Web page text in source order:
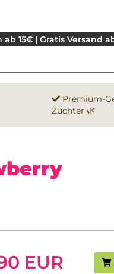
15€ | Gratis Versand
Premium-
Züchter 🌿
EUR